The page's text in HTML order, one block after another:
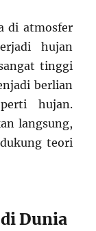
di atmosfer
hujan
tinggi
berlian
hujan.
langsung,
teori
Dunia